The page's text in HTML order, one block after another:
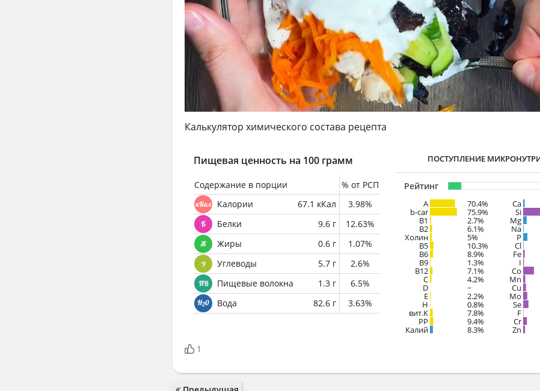
Калькулятор химического состава рецепта
Пищевая ценность на 100 грамм
Содержание в порции
% от РСП
Калории
67.1 кКал
3.98%
Белки
9.6 г
12.63%
Жиры
0.6 г
1.07%
Углеводы
5.7 г
2.6%
Пищевые волокна
1.3 г
6.5%
Вода
82.6 г 3.63%
ПОСТУПЛЕНИЕ
Рейтинг
A
70.4%
b-car 75.9%
В1 2.7%
B2 6.1%
Холин 5%
B5 10.3%
B6 8.9%
B9 1.3%
B12 7.1%
C 4.2%
D ~
E 2.2%
H 0.8%
вит.К 7.8%
PP 9.4%
Калий 8.3%
Ca
Si
Mg
Na
P
Cl
Fe
I
Co
Mn
Cu
Mo
Se
F
Cr
Zn
1